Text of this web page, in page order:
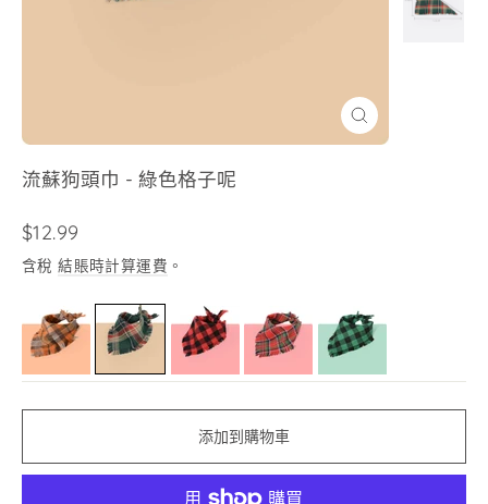
關
閉
流蘇狗頭巾 - 綠色格子呢
售
價
$12.99
含稅結賬時計算運費 。
添加到購物車